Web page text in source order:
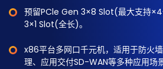
预留PCle Gen 3×8 Slot(最大支持
3×1 Slot(全长)。
x86平台多网口千元机，适用于防火
理、应用交付SD-WAN等多种应用场景